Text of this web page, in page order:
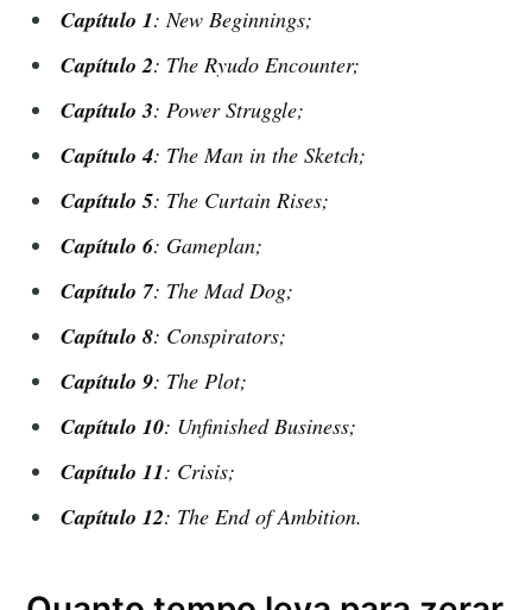
Capítulo 1: New Beginnings;
Capítulo 2: The Ryudo Encounter;
Capítulo 3: Power Struggle;
Capítulo 4: The Man in the Sketch;
Capítulo 5: The Curtain Rises;
Capítulo 6: Gameplan;
Capítulo 7: The Mad Dog;
Capítulo 8: Conspirators;
Capítulo 9: The Plot;
Capítulo 10: Unfinished Business;
Capítulo 11: Crisis;
Capítulo 12: The End of Ambition.